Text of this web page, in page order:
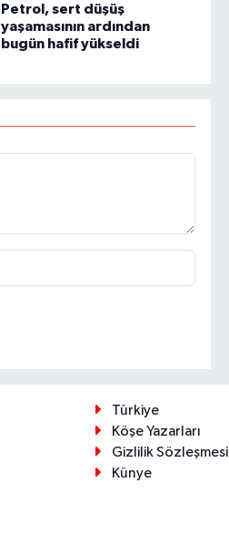
Petrol, sert düşüş
yaşamasının ardından
bugün hafif yükseldi
Türkiye
Köşe Yazarları
Gizlilik Sözleşmesi
Künye